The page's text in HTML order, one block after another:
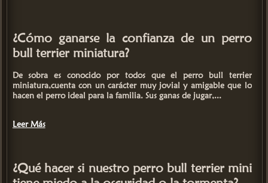
¿Cómo ganarse la confianza de un perro
bull terrier miniatura?
De sobra es conocido por todos que el perrobull terrier
miniatura,cuenta con un carácter muy jovial y amigable que lo
hacen el perro ideal para la familia. Sus ganas de jugar,...
Leer Más
¿Qué hacer si nuestro perro bull terrier mini